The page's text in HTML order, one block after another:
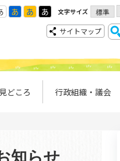
あ あ あ 文字サイズ 標準
サイトマップ
どころ 行政組織・議会
知らせ